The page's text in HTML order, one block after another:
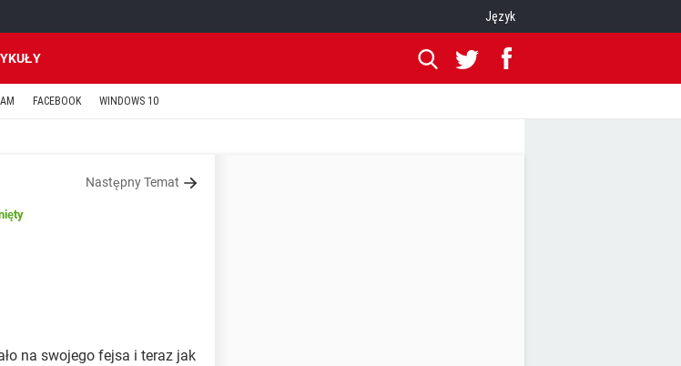
Język
FACEBOOK WINDOWS 10
Następny Temat
na swojego fejsa i teraz jak